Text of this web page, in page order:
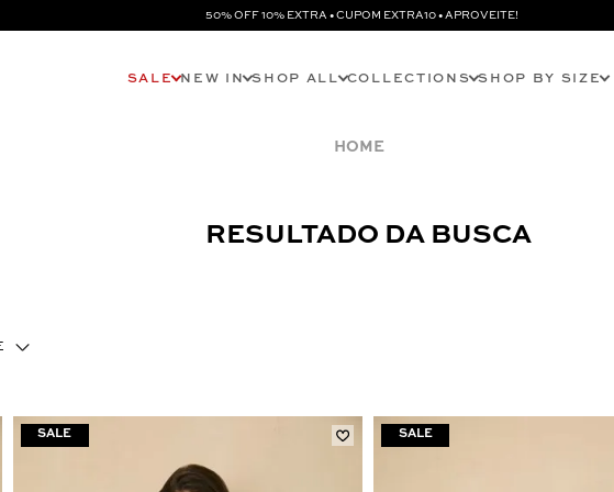
50% OFF 10% EXTRA • CUPOM EXTRA10 • APROVEITE!
SALE NEW IN SHOP ALL COLLECTIONS SHOP BY SIZE
RESULTADO DA BUSCA